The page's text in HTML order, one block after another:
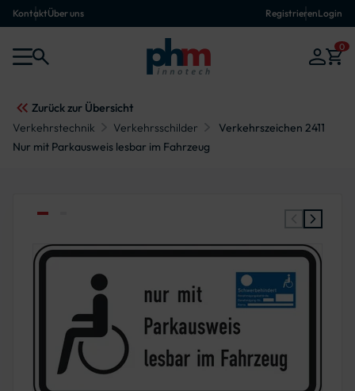
KontaktÜber uns RegistrierenLogin
0
Zurück zur Übersicht
Verkehrstechnik
Verkehrsschilder
Verkehrszeichen 2411
Nur mit Parkausweis lesbar im Fahrzeug